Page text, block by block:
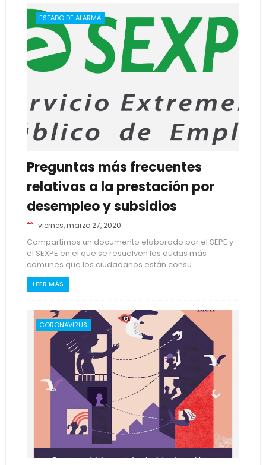
ESTADO DE ALARMA
Preguntas más frecuentes
relativas a la prestación por
desempleo y subsidios
viernes, marzo 27, 2020
Compartimos un documento elaborado por el SEPE y
el SEXPE en el que se resuelven las dudas más
comunes que los ciudadanos están consu...
LEER MÁS
CORONAVIRUS